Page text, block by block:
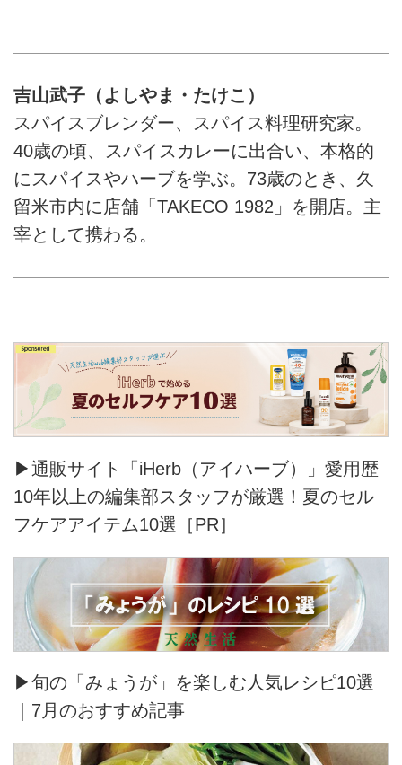
吉山武子（よしやま・たけこ）
スパイスブレンダー、スパイス料理研究家。
40歳の頃、スパイスカレーに出合い、本格的
にスパイスやハーブを学ぶ。73歳のとき、久
留米市内に店舗「TAKECO 1982」を開店。主
宰として携わる。
▶通販サイト「iHerb（アイハーブ）」愛用歴
10年以上の編集部スタッフが厳選！夏のセル
フケアアイテム10選［PR］
▶旬の「みょうが」を楽しむ人気レシピ10選
｜7月のおすすめ記事